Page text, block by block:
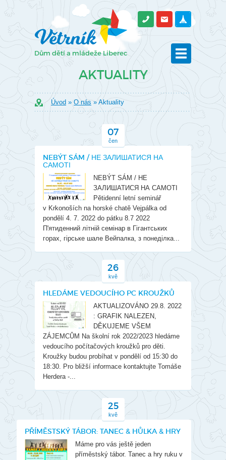
AKTUALITY
Úvod » O nás» Aktuality
07
čen
NEBÝT SÁM / НЕ ЗАЛИШАТИСЯ НА
САМОТІ
NEBÝT SÁM / НЕ
ЗАЛИШАТИСЯ НА САМОТІ
Pětidenní letní seminář
v Krkonoších na horské chatě Vejpálka od
pondělí 4. 7. 2022 do pátku 8.7 2022
П'ятиденний літній семінар в Гігантських
горах, гірське шале Вейпалка, з понеділка...
26
kvě
HLEDÁME VEDOUCÍHO PC KROUŽKŮ
AKTUALIZOVÁNO 29.8. 2022
: GRAFIK NALEZEN,
DĚKUJEME VŠEM
ZÁJEMCŮM Na školní rok 2022/2023 hledáme
vedoucího počítačových kroužků pro děti.
Kroužky budou probíhat v pondělí od 15:30 do
18:30. Pro bližší informace kontaktujte Tomáše
Herdera -...
25
kvě
PŘÍMĚSTSKÝ TÁBOR: TANEC & HŮLKA & HRY
Máme pro vás ještě jeden
příměstský tábor. Tanec a hry ruku v